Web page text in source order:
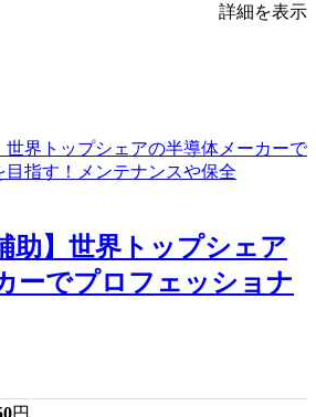
詳細を表示
助】世界トップシェア
ーでプロフェッショナ
円